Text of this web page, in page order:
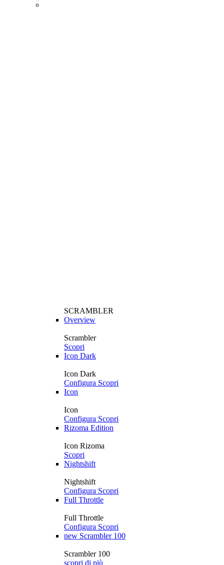
SCRAMBLER
Overview
Scrambler
Scopri
Icon Dark
Icon Dark
Configura Scopri
Icon
Icon
Configura Scopri
Rizoma Edition
Icon Rizoma
Scopri
Nightshift
Nightshift
Configura Scopri
Full Throttle
Full Throttle
Configura Scopri
new Scrambler 100
Scrambler 100
scopri di più